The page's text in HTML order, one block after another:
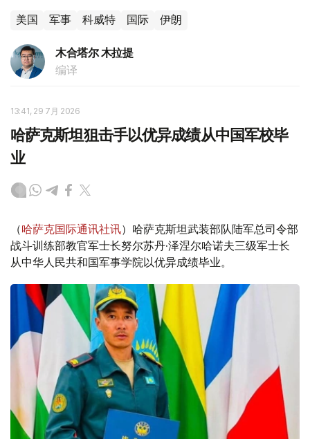
美国 军事 科威特 国际 伊朗
木合塔尔 木拉提
编译
13:41, 29 7月 2026
哈萨克斯坦狙击手以优异成绩从中国军校毕
业
（哈萨克国际通讯社讯）哈萨克斯坦武装部队陆军总司令部
战斗训练部教官军士长努尔苏丹·泽涅尔哈诺夫三级军士长
从中华人民共和国军事学院以优异成绩毕业。